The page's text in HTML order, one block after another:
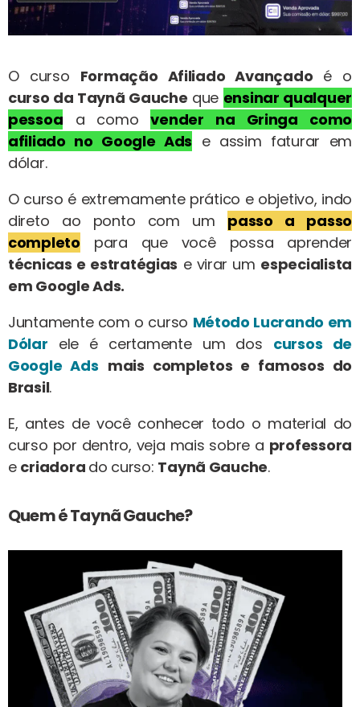
O curso Formação Afiliado Avançado é o
curso da Taynã Gauche que ensinar qualquer
pessoa a comovender na Gringa como
afiliado no Google Ads e assim faturar em
dólar.
O curso é extremamente prático e objetivo, indo
direto ao ponto com um passo a passo
completo para que você possa aprender
técnicas e estratégias e virar um especialista
em Google Ads.
Juntamente com o curso Método Lucrando em
Dólar ele é certamente um dos cursos de
Google Ads mais completos e famosos do
Brasil.
E, antes de você conhecer todo o material do
curso por dentro, veja mais sobre a professora
e criadora do curso: Taynã Gauche.
Quem é Taynã Gauche?